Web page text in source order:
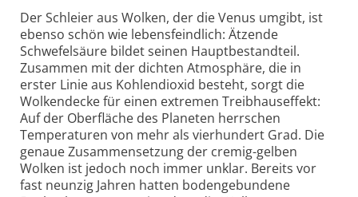
Der Schleier aus Wolken, der die Venus umgibt, ist
ebenso schön wie lebensfeindlich: Ätzende
Schwefelsäure bildet seinen Hauptbestandteil.
Zusammen mit der dichten Atmosphäre, die in
erster Linie aus Kohlendioxid besteht, sorgt die
Wolkendecke für einen extremen Treibhauseffekt:
Auf der Oberfläche des Planeten herrschen
Temperaturen von mehr als vierhundert Grad. Die
genaue Zusammensetzung der cremig-gelben
Wolken ist jedoch noch immer unklar. Bereits vor
fast neunzig Jahren hatten bodengebundene